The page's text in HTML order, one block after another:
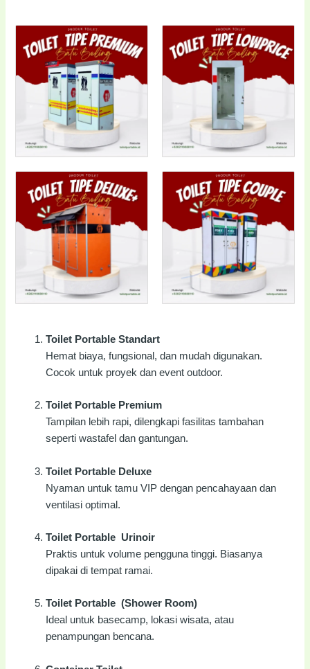
Toilet Portable Standart
Hemat biaya, fungsional, dan mudah digunakan.
Cocok untuk proyek dan event outdoor.
Toilet Portable Premium
Tampilan lebih rapi, dilengkapi fasilitas tambahan
seperti wastafel dan gantungan.
Toilet Portable Deluxe
Nyaman untuk tamu VIP dengan pencahayaan dan
ventilasi optimal.
Toilet Portable Urinoir
Praktis untuk volume pengguna tinggi. Biasanya
dipakai di tempat ramai.
Toilet Portable (Shower Room)
Ideal untuk basecamp, lokasi wisata, atau
penampungan bencana.